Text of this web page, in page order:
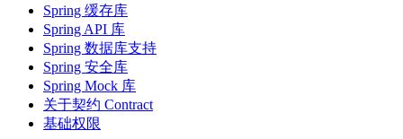
Spring 缓存库
Spring API 库
Spring 数据库支持
Spring 安全库
Spring Mock 库
关于契约 Contract
基础权限